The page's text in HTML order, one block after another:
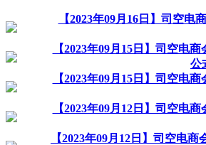
【2023年09月16日】司空
【2023年09月15日】司空电
公
【2023年09月15日】司空电
【2023年09月12日】司空电
【2023年09月12日】司空电